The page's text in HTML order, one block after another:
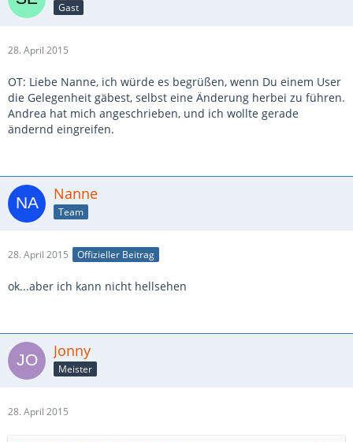
Gast
28. April 2015
OT: Liebe Nanne, ich würde es begrüßen, wenn Du einem User
die Gelegenheit gäbest, selbst eine Änderung herbei zu führen.
Andrea hat mich angeschrieben, und ich wollte gerade
ändernd eingreifen.
Nanne
Team
28. April 2015 Offizieller Beitrag
ok...aber ich kann nicht hellsehen
Jonny
Meister
28. April 2015